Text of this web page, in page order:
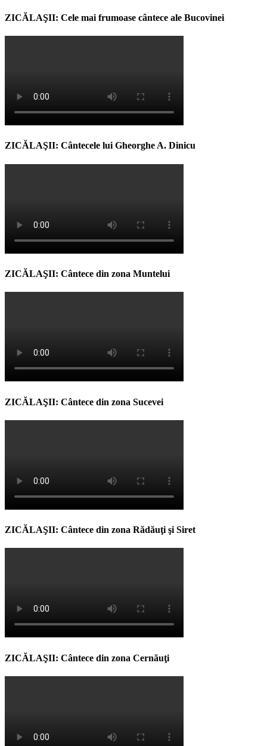
ZICĂLAŞII: Cele mai frumoase cântece ale Bucovinei
ZICĂLAŞII: Cântecele lui Gheorghe A. Dinicu
ZICĂLAŞII: Cântece din zona Muntelui
ZICĂLAŞII: Cântece din zona Sucevei
ZICĂLAŞII: Cântece din zona Rădăuţi şi Siret
ZICĂLAŞII: Cântece din zona Cernăuţi